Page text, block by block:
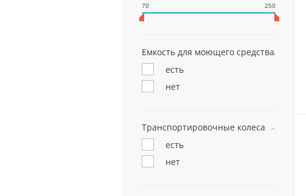
70 250
Емкость для моющего средства
есть
нет
Транспортировочные колеса
есть
нет